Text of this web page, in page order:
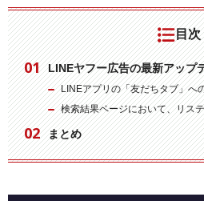
目次
LINEヤフー広告の最新アップ
LINEアプリの「友だちタブ」へ
検索結果ページにおいて、リス
まとめ